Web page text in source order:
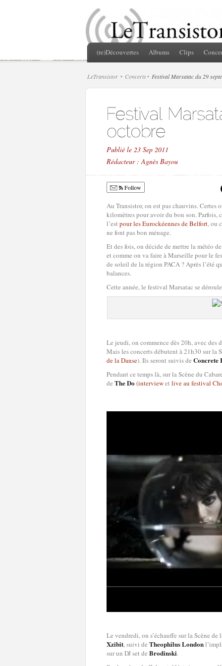
(re)Découvertes Albums Clips
LeTransistor Concerts Festival Marsatac du 29
Publié le 23 Sep 2011
Rédacteur : Agnès Bayou
Follow
Au Transistor, on est pas chauvins. Certes
kilomètres pour avoir du bon son. Parfois,
l’est pour les Eurockéennes de Belfort, ou
ne font pas bon ménage.
Et des fois, on décide de mettre la météo
et comme on va faire à Marseille pour le
de soleil de la région PACA ? Après l’été
balances.
Cette année, le festival Marsatac se
Le jeudi, on commence dès 20h, avec des
Mais les concerts débutent à 21h30 sur la
de la Danse). Ils seront suivis de Concrete
Pendant ce temps là, sur la Scène du
de The Do (interviewet live au festival
Le vendredi, on s’échauffe sur la Scène
Xzibit, suivi de Theophilus London
sur un DJ set de Brodinski.